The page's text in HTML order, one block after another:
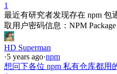
1
最近有研究者发现存在 npm 包
取用户密码信息：NPM Package
HD Superman
·5 years ago·npm
想问下各位 npm 私有仓库都用